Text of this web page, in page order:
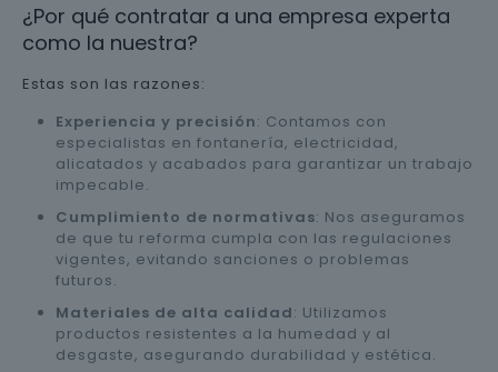
¿Por qué contratar a una empresa experta
como la nuestra?
Estas son las razones:
Experiencia y precisión: Contamos con
especialistas en fontanería, electricidad,
alicatados y acabados para garantizar un trabajo
impecable.
Cumplimiento de normativas: Nos aseguramos
de que tu reforma cumpla con las regulaciones
vigentes, evitando sanciones o problemas
futuros.
Materiales de alta calidad: Utilizamos
productos resistentes a la humedad y al
desgaste, asegurando durabilidad y estética.